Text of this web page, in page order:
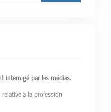
interrogé par les médias.
à la profession